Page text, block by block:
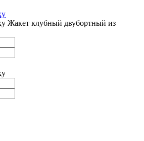
Жакет клубный двубортный из